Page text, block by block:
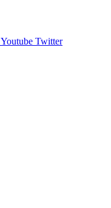
Youtube Twitter